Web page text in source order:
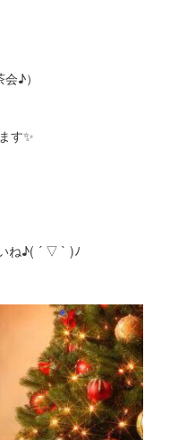
♪）
す✨
ね♪( ´ ▽ ` )ﾉ